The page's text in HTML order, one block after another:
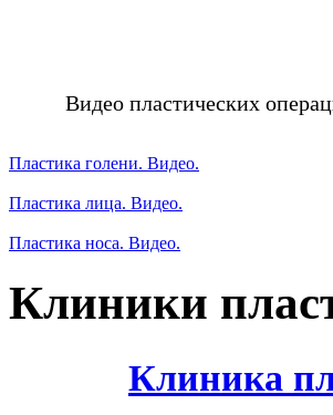
Видео пластических
Пластика голени. Видео.
Пластика лица. Видео.
Пластика носа. Видео.
Клиники
Клиника